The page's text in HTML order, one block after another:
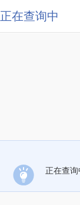
正在查询中
正在查